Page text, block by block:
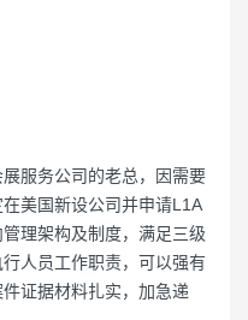
服务公司的老总，因需要
美国新设公司并申请L1A
理架构及制度，满足三级
人员工作职责，可以强有
证据材料扎实，加急递